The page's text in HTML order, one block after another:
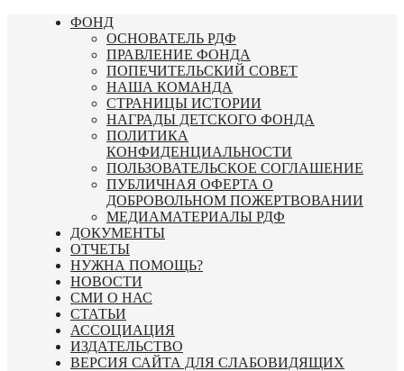
Перейти
ФОНД
ОСНОВАТЕЛЬ РДФ
ПРАВЛЕНИЕ ФОНДА
ПОПЕЧИТЕЛЬСКИЙ СОВЕТ
НАША КОМАНДА
СТРАНИЦЫ ИСТОРИИ
НАГРАДЫ ДЕТСКОГО ФОНДА
ПОЛИТИКА
КОНФИДЕНЦИАЛЬНОСТИ
ПОЛЬЗОВАТЕЛЬСКОЕ СОГЛАШЕНИЕ
ПУБЛИЧНАЯ ОФЕРТА О
ДОБРОВОЛЬНОМ ПОЖЕРТВОВАНИИ
МЕДИАМАТЕРИАЛЫ РДФ
ДОКУМЕНТЫ
ОТЧЕТЫ
НУЖНА ПОМОЩЬ?
НОВОСТИ
СМИ О НАС
СТАТЬИ
АССОЦИАЦИЯ
ИЗДАТЕЛЬСТВО
ВЕРСИЯ САЙТА ДЛЯ СЛАБОВИДЯЩИХ